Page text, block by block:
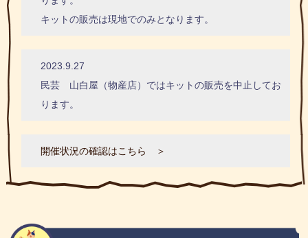
キットの販売は現地でのみとなります。
2023.9.27
民芸 山白屋（物産店）ではキットの販売を中止してお
ります。
開催状況の確認はこちら ＞